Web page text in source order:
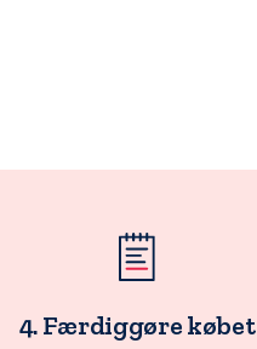
4. Færdiggøre købet